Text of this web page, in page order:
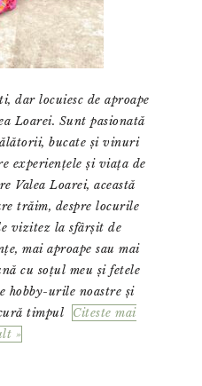
dar locuiesc de aproape
Loarei. Sunt pasionată
bucate și vinuri
experiențele și viața de
Valea Loarei, această
trăim, despre locurile
vizitez la sfârșit de
mai aproape sau mai
cu soțul meu și fetele
hobby-urile noastre și
timpul
Citeste mai
»